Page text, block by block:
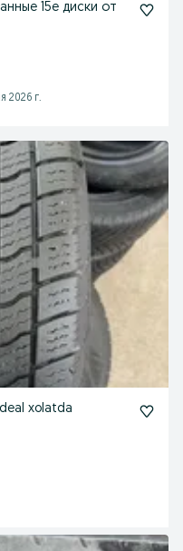
15e диски от
2026 г.
xolatda